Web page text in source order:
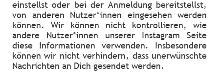
einstellst oder bei der Anmeldung bereitstellst,
von anderen Nutzer*innen eingesehen werden
können. Wir können nicht kontrollieren, wie
andere Nutzer*innen unserer Instagram Seite
diese Informationen verwenden. Insbesondere
können wir nicht verhindern, dass unerwünschte
Nachrichten an Dich gesendet werden.